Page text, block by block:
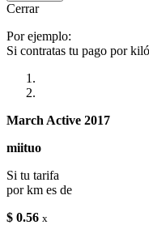
Cerrar
Por ejemplo:
Si contratas tu pago por
March Active 2017
miituo
Si tu tarifa
por km es de
$ 0.56 x